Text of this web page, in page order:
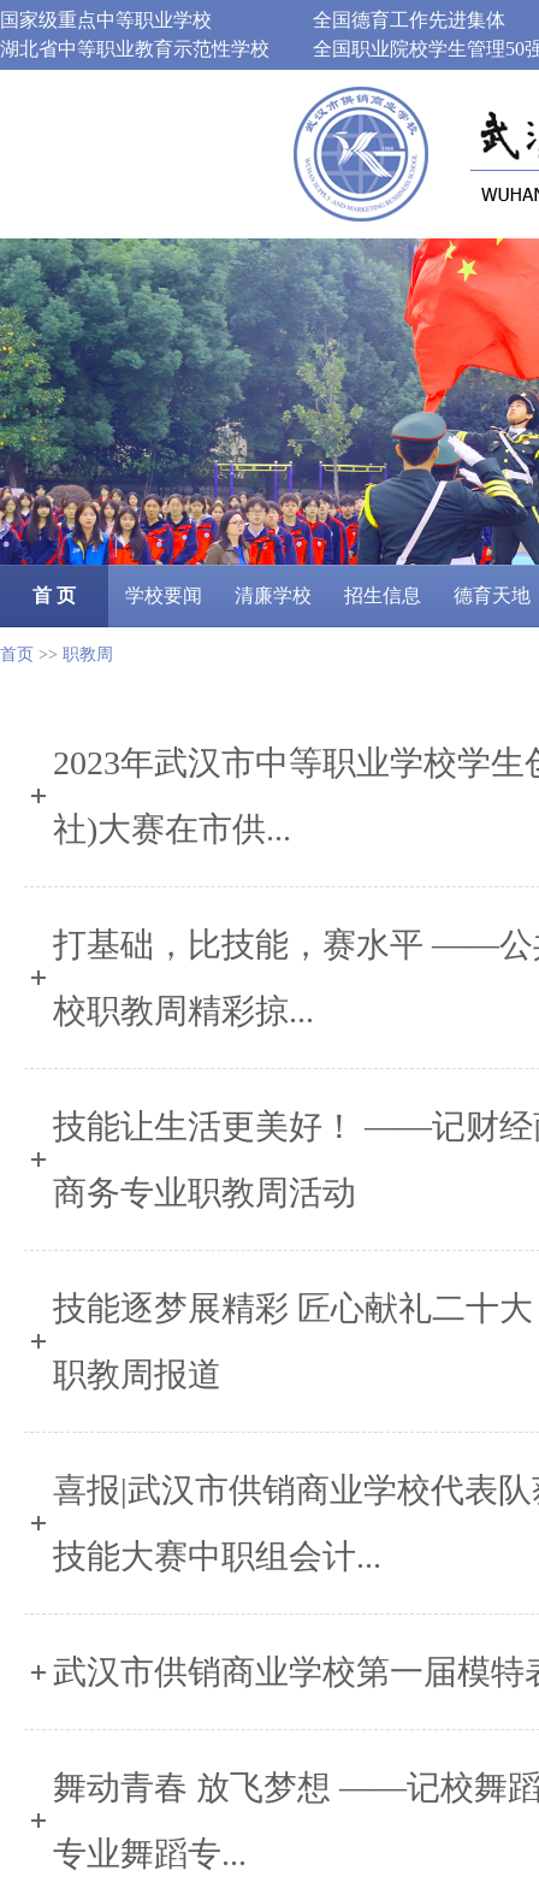
国家级重点中等职业学校
全国德育工作先进集体
湖北省中等职业教育示范性学校
全国职业院校学生管理50
首 页 学校要闻 清廉学校 招生信息 德育天地
首页 >> 职教周
2023年武汉市中等职业学校学
社)大赛在市供...
打基础，比技能，赛水平 ——公
校职教周精彩掠...
技能让生活更美好！ ——记财经
商务专业职教周活动
技能逐梦展精彩 匠心献礼二十
职教周报道
喜报|武汉市供销商业学校代表
技能大赛中职组会计...
武汉市供销商业学校第一届模特
舞动青春 放飞梦想 ——记校舞
专业舞蹈专...